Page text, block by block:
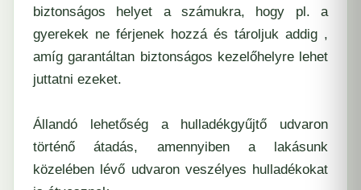
biztonságos helyet a számukra, hogy pl. a
gyerekek ne férjenek hozzá és tároljuk addig ,
amíg garantáltan biztonságos kezelőhelyre lehet
juttatni ezeket.
Állandó lehetőség a hulladékgyűjtő udvaron
történő átadás, amennyiben a lakásunk
közelében lévő udvaron veszélyes hulladékokat